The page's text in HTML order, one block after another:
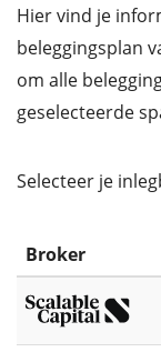
Hier vind je
beleggingsplan
om alle
geselecteerde
Selecteer je
Broker